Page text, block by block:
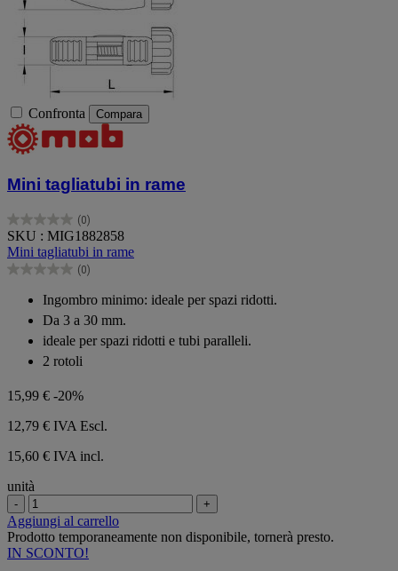
Confronta Compara
Mini tagliatubi in rame
(0)
0.0
su
5
stelle.
SKU : MIG1882858
Mini tagliatubi in rame
(0)
0.0
stelle.
Ingombro minimo: ideale per spazi ridotti.
Da 3 a 30 mm.
ideale per spazi ridotti e tubi paralleli.
2 rotoli
15,99 € -20%
12,79 € IVA Escl.
15,60 € IVA incl.
unità
- +
Aggiungi al carrello
Prodotto temporaneamente non disponibile, tornerà presto.
IN SCONTO!